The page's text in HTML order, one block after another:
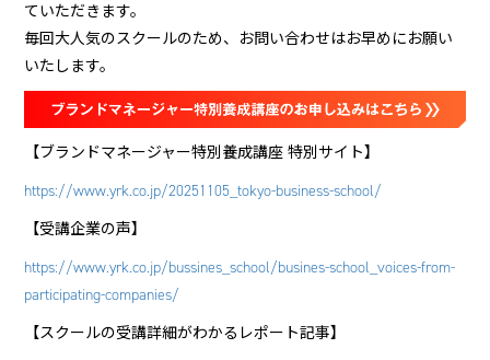
ていただきます。
毎回大人気のスクールのため、お問い合わせはお早めにお願い
いたします。
【ブランドマネージャー特別養成講座 特別サイト】
https://www.yrk.co.jp/20251105_tokyo-business-school/
【受講企業の声】
https://www.yrk.co.jp/bussines_school/busines-school_voices-from-
participating-companies/
【スクールの受講詳細がわかるレポート記事】